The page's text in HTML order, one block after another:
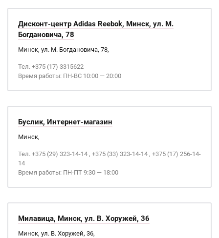
Дисконт-центр Adidas Reebok, Минск, ул. М.
Богдановича, 78
Минск, ул. М. Богдановича, 78,
Тел. +375 (17) 3315622
Время работы: ПН-ВС 10:00 — 20:00
Буслик, Интернет-магазин
Минск,
Тел. +375 (29) 323-14-14 , +375 (33) 323-14-14 , +375 (17) 256-14-
14
Время работы: ПН-ПТ 9:30 — 18:00
Милавица, Минск, ул. В. Хоружей, 36
Минск, ул. В. Хоружей, 36,